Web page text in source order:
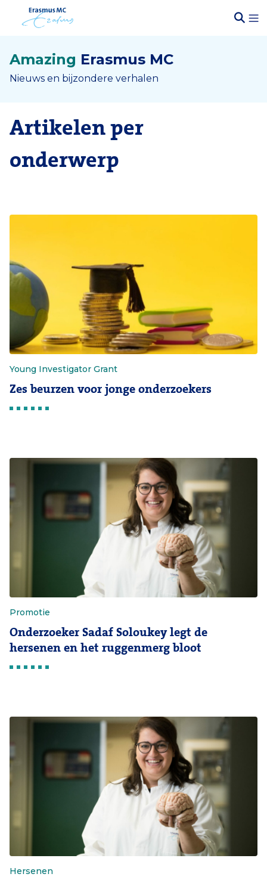
Amazing Erasmus MC
Nieuws en bijzondere verhalen
Artikelen per
onderwerp
Young Investigator Grant
Zes beurzen voor jonge onderzoekers
Promotie
Onderzoeker Sadaf Soloukey legt de
hersenen en het ruggenmerg bloot
Hersenen